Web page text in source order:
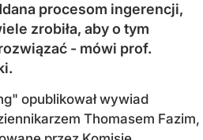
procesom ingerencji,
zrobiła, aby o tym
- mówi prof.
opublikował wywiad
Thomasem Fazim,